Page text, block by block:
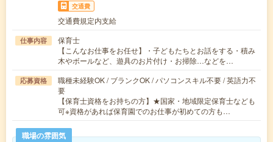
交通費
交通費規定内支給
仕事内容
保育士
【こんなお仕事をお任せ】・子どもたちとお話をする・積み
木やボールなど、遊具のお片付け・お掃除…などを…
応募資格
職種未経験OK / ブランクOK / パソコンスキル不要 / 英語力不
要
【保育士資格をお持ちの方】★国家・地域限定保育士なども
可※資格があれば保育園でのお仕事が初めての方も…
職場の雰囲気